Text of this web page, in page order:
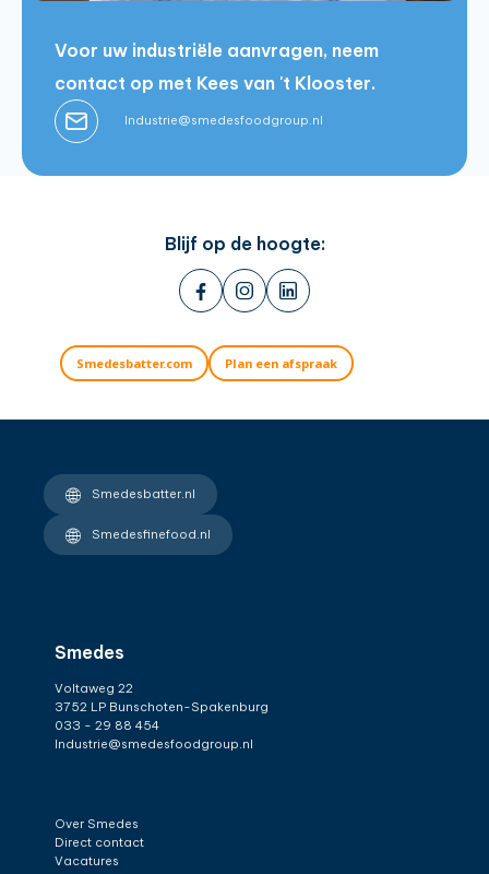
Voor uw industriële aanvragen, neem
contact op met Kees van 't Klooster.
Industrie@smedesfoodgroup.nl
Blijf op de hoogte:
Smedesbatter.com Plan een afspraak
Smedesbatter.nl
Smedesfinefood.nl
Smedes
Voltaweg 22
3752 LP Bunschoten-Spakenburg
033 - 29 88 454
Industrie@smedesfoodgroup.nl
Over Smedes
Direct contact
Vacatures